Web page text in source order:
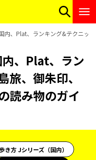
内、Plat、ランキング&テクニッ
、Plat、ラン
旅、御朱印、
読み物のガイ
き方 Jシリーズ（国内）